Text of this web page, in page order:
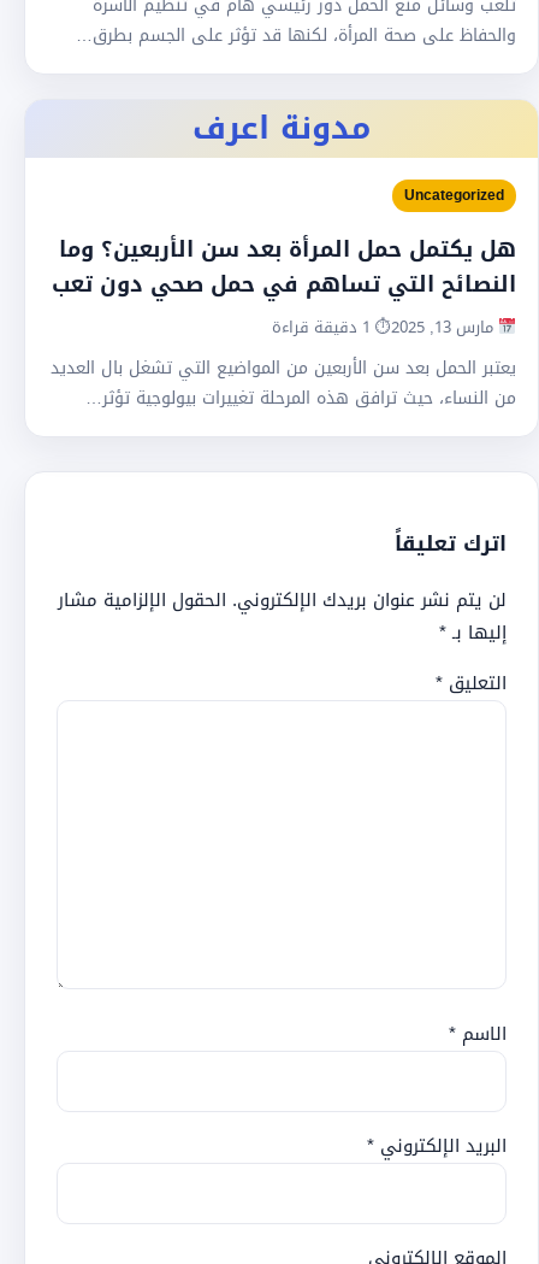
والحفاظ على صحة المرأة، لكنها قد تؤثر على الجسم بطرق…
مدونة اعرف
Uncategorized
هل يكتمل حمل المرأة بعد سن الأربعين؟ وما
النصائح التي تساهم في حمل صحي دون تعب
مارس 13, 2025 ⏱ 1 دقيقة قراءة
يعتبر الحمل بعد سن الأربعين من المواضيع التي تشغل بال العديد
من النساء، حيث ترافق هذه المرحلة تغييرات بيولوجية تؤثر…
اترك تعليقاً
لن يتم نشر عنوان بريدك الإلكتروني. الحقول الإلزامية مشار
إليها بـ*
التعليق *
الاسم *
البريد الإلكتروني *